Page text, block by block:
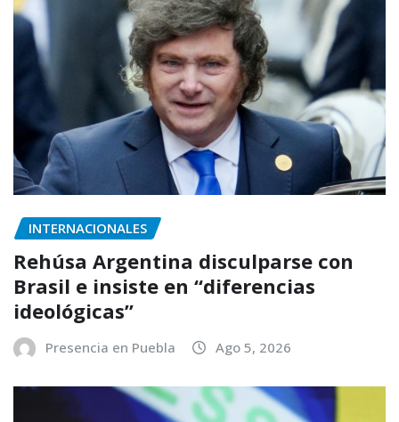
INTERNACIONALES
Rehúsa Argentina disculparse con
Brasil e insiste en “diferencias
ideológicas”
Presencia en Puebla Ago 5, 2026